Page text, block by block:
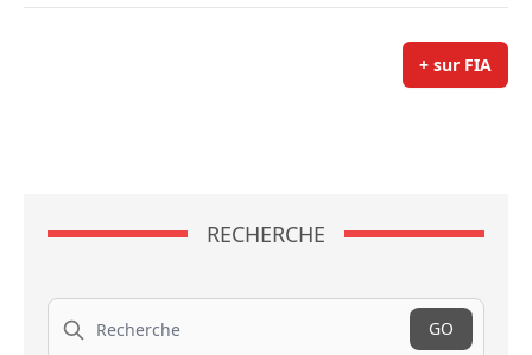
+ sur FIA
RECHERCHE
Recherche
GO